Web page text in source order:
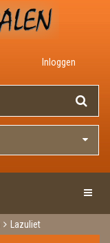
Inloggen
Lazuliet